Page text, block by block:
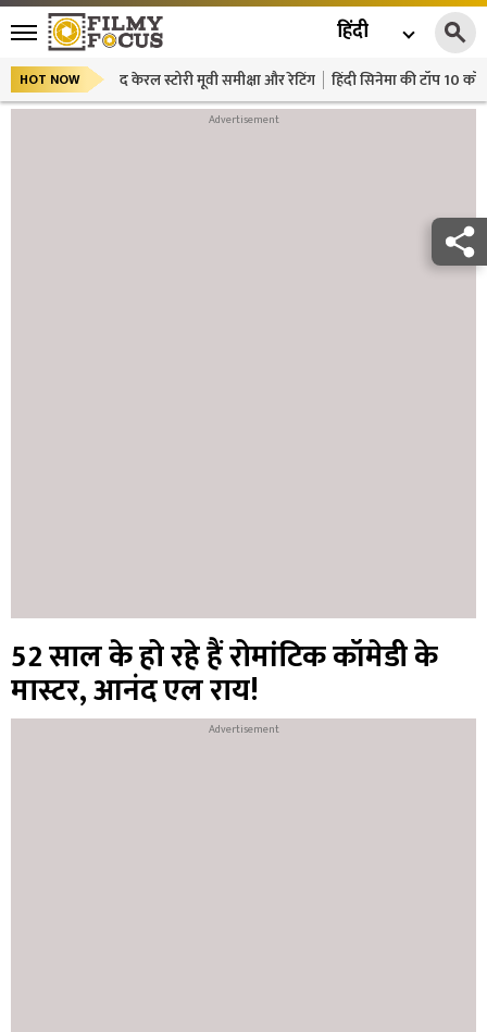
हिंदी
HOT NOW द केरल स्टोरी मूवी समीक्षा और रेटिंग हिंदी सिनेमा की टॉप 10
52 साल के हो रहे हैं रोमांटिक कॉमेडी के
मास्टर, आनंद एल राय!